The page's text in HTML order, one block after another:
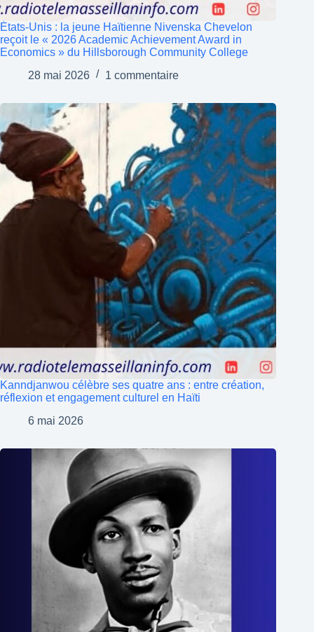
États-Unis : la jeune Haïtienne Nivenska Chevelon
reçoit le « 2026 Academic Achievement Award in
Economics » du Hillsborough Community College
28 mai 2026
1 commentaire
Kanndjanwou célèbre ses quatre ans : entre création,
réflexion et engagement culturel en Haïti
6 mai 2026